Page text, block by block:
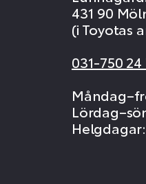
431 90
(i Toyotas
031-750 24